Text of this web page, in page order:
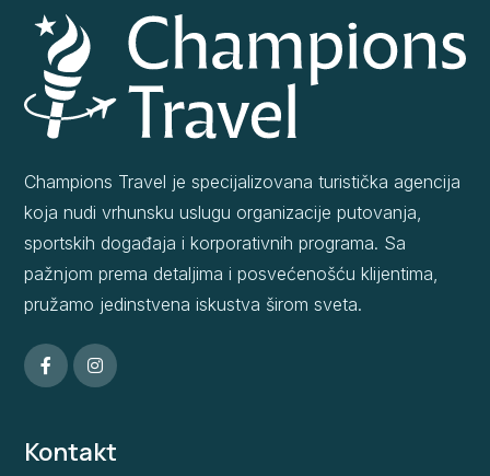
Champions Travel je specijalizovana turistička agencija
koja nudi vrhunsku uslugu organizacije putovanja,
sportskih događaja i korporativnih programa. Sa
pažnjom prema detaljima i posvećenošću klijentima,
pružamo jedinstvena iskustva širom sveta.
Kontakt